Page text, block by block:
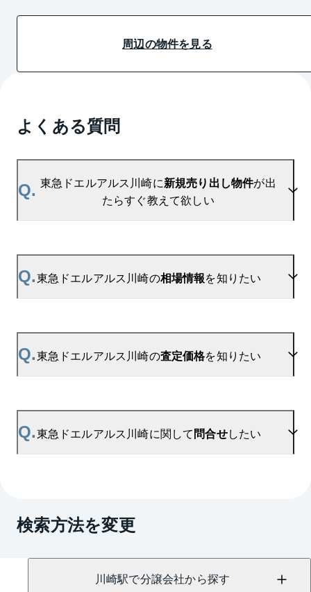
周辺の物件を見る
よくある質問
Q. 東急ドエルアルス川崎に新規売り出し物件が出
たらすぐ教えて欲しい
A.当サイトには、「売り出されたら教えて」リクエス
ト機能がございます。お気に入りのマンションをご
Q.東急ドエルアルス川崎の相場情報を知りたい
A.参考相場価格、参考相場賃料を掲載しております。
東急ドエルアルス川崎の過去の販売事例や、周辺の
Q.東急ドエルアルス川崎の査定価格を知りたい
A.東急ドエルアルス川崎の無料売却査定は
お問い合わせフォームよりお問い合わせください。
Q.東急ドエルアルス川崎に関して 問合せしたい
賃貸に関するお問い合わせは、
にて承っております。
検索方法を変更
川崎駅で分譲会社から探す